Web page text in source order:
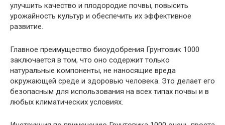
улучшить качество и плодородие почвы, повысить
урожайность культур и обеспечить их эффективное
развитие.
Главное преимущество биоудобрения Грунтовик 1000
заключается в том, что оно содержит только
натуральные компоненты, не наносящие вреда
окружающей среде и здоровью человека. Это делает его
безопасным для использования на всех типах почвы и в
любых климатических условиях.